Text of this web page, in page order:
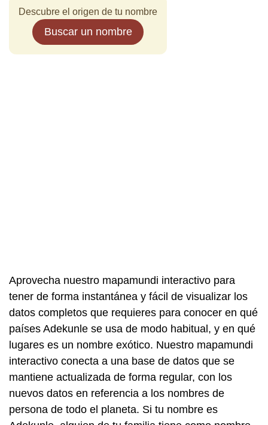
Descubre el origen de tu nombre
Buscar un nombre
Aprovecha nuestro mapamundi interactivo para
tener de forma instantánea y fácil de visualizar los
datos completos que requieres para conocer en qué
países Adekunle se usa de modo habitual, y en qué
lugares es un nombre exótico. Nuestro mapamundi
interactivo conecta a una base de datos que se
mantiene actualizada de forma regular, con los
nuevos datos en referencia a los nombres de
persona de todo el planeta. Si tu nombre es